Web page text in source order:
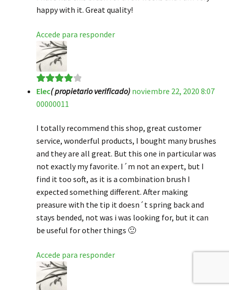
happy with it. Great quality!
Accede para responder
Valorado
en4de 5
Elec( propietario verificado) noviembre 22, 2020 8:07
00000011
I totally recommend this shop, great customer
service, wonderful products, I bought many brushes
and they are all great. But this one in particular was
not exactly my favorite. I´m not an expert, but I
find it too soft, as it is a combination brush I
expected something different. After making
preasure with the tip it doesn´t spring back and
stays bended, not was i was looking for, but it can
be useful for other things 🙂
Accede para responder